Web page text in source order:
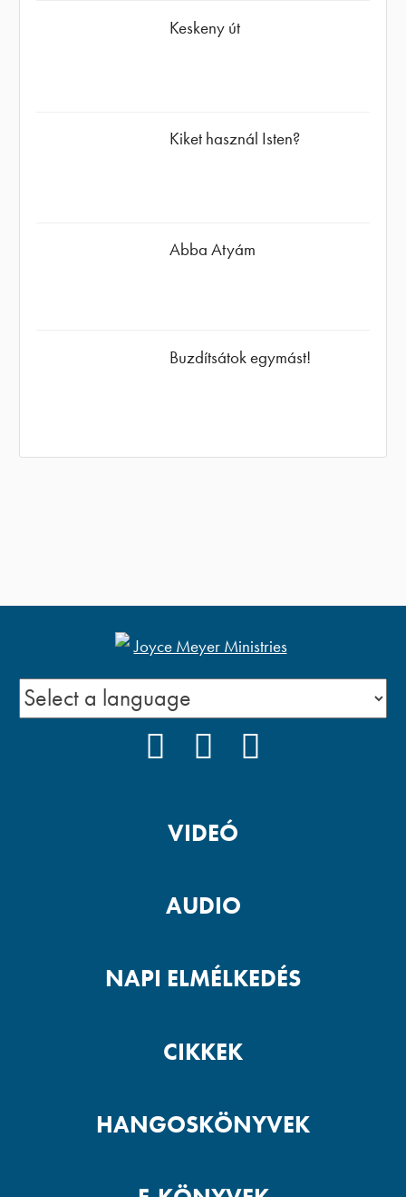
Keskeny út
Kiket használ Isten?
Abba Atyám
Buzdítsátok egymást!
VIDEÓ
AUDIO
NAPI ELMÉLKEDÉS
CIKKEK
HANGOSKÖNYVEK